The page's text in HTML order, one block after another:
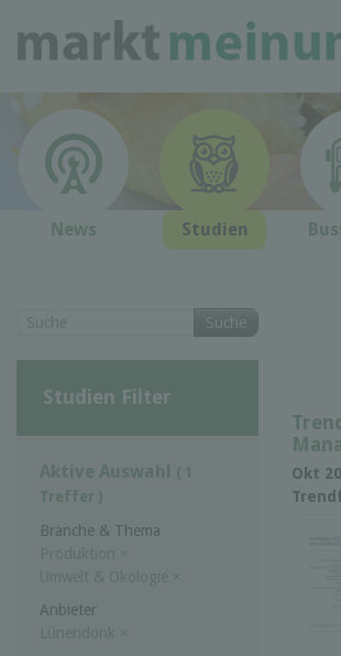
News Studien
Okt
Suche
Studien Filter
Aktive Auswahl ( 1
Treffer )
Branche & Thema
Produktion ×
Umwelt & Ökologie ×
Anbieter
Lünendonk ×